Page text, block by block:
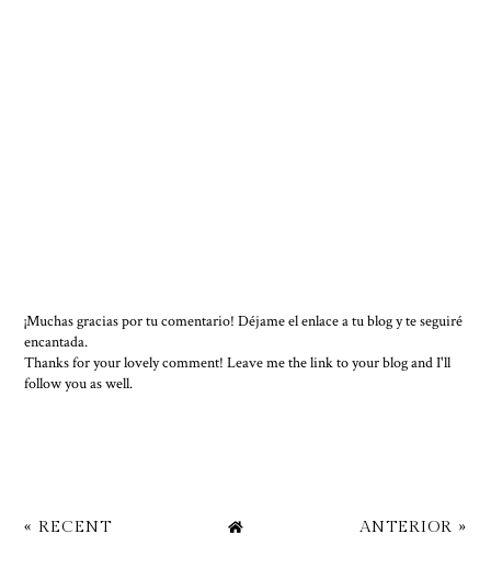
¡Muchas gracias por tu comentario! Déjame el enlace a tu blog y te seguiré
encantada.
Thanks for your lovely comment! Leave me the link to your blog and I'll
follow you as well.
« RECENT ANTERIOR »